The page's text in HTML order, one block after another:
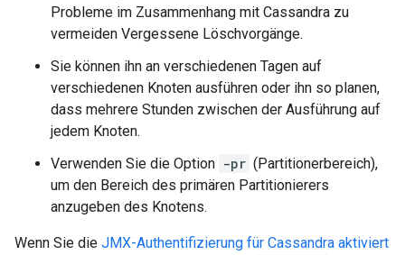
Probleme im Zusammenhang mit Cassandra zu
vermeiden Vergessene Löschvorgänge.
Sie können ihn an verschiedenen Tagen auf
verschiedenen Knoten ausführen oder ihn so planen,
dass mehrere Stunden zwischen der Ausführung auf
jedem Knoten.
Verwenden Sie die Option -pr (Partitionerbereich),
um den Bereich des primären Partitionierers
anzugeben des Knotens.
Wenn Sie die JMX-Authentifizierung für Cassandra aktiviert